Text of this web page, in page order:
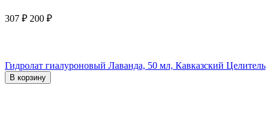
307 ₽ 200 ₽
Гидролат гиалуроновый Лаванда, 50 мл, Кавказский Целитель
В корзину